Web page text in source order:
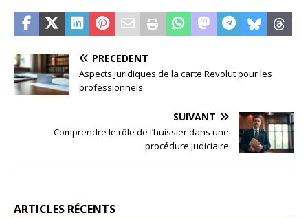
PRÉCÉDENT
Aspects juridiques de la carte Revolut pour les
professionnels
SUIVANT
Comprendre le rôle de l’huissier dans une
procédure judiciaire
ARTICLES RÉCENTS